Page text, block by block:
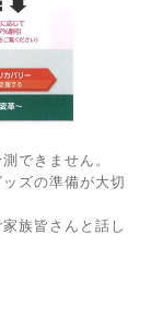
できません。
ズの準備が大切
族皆さんと話し